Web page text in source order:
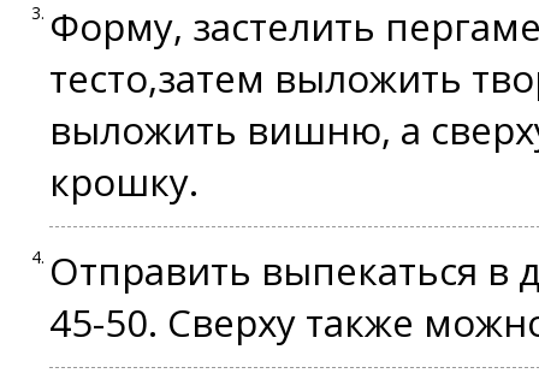
Форму, застелить
тесто,затем выложить
выложить вишню, а
крошку.
Отправить выпекаться в
45-50. Сверху также